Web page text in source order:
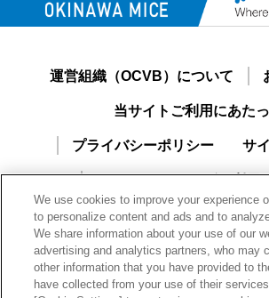
運営組織（OCVB）について
当サイトご利用にあた
プライバシーポリシー サ
おきなわMICEナビご利用
新規ユーザー登録
We use cookies to improve your experience
to personalize content and ads and to
We share information about your use of our
advertising and analytics partners, who may
other information that you have provided to
have collected from your use of their